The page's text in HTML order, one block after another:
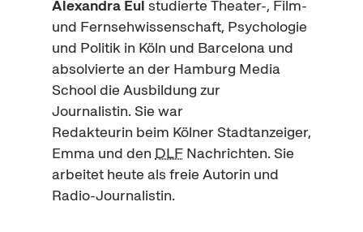
Alexandra Eul studierte Theater-, Film-
und Fernsehwissenschaft, Psychologie
und Politik in Köln und Barcelona und
absolvierte an der Hamburg Media
School die Ausbildung zur
Journalistin. Sie war
Redakteurin beim Kölner Stadtanzeiger,
Emma und den DLF Nachrichten. Sie
arbeitet heute als freie Autorin und
Radio-Journalistin.